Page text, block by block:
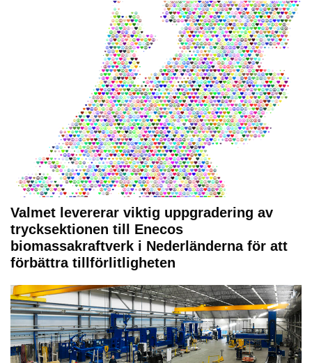
Valmet levererar viktig uppgradering av
trycksektionen till Enecos
biomassakraftverk i Nederländerna för att
förbättra tillförlitligheten